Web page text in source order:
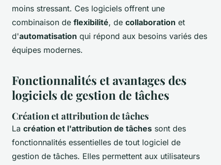
moins stressant. Ces logiciels offrent une
combinaison de flexibilité, de collaboration et
d'automatisation qui répond aux besoins variés des
équipes modernes.
Fonctionnalités et avantages des
logiciels de gestion de tâches
Création et attribution de tâches
La création et l'attribution de tâches sont des
fonctionnalités essentielles de tout logiciel de
gestion de tâches. Elles permettent aux utilisateurs